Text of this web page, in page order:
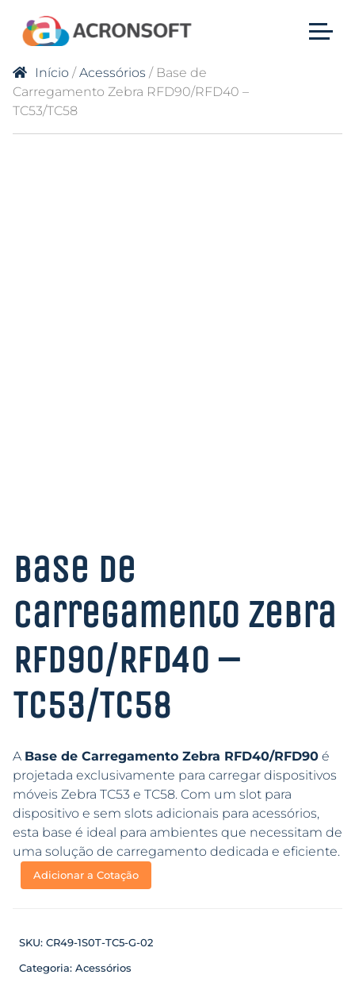
Início /Acessórios / Base de
Carregamento Zebra RFD90/RFD40 –
TC53/TC58
Base de
Carregamento Zebra
RFD90/RFD40 –
TC53/TC58
A Base de Carregamento Zebra RFD40/RFD90 é
projetada exclusivamente para carregar dispositivos
móveis Zebra TC53 e TC58. Com um slot para
dispositivo e sem slots adicionais para acessórios,
esta base é ideal para ambientes que necessitam de
uma solução de carregamento dedicada e eficiente.
Adicionar a Cotação
SKU: CR49-1S0T-TC5-G-02
Categoria: Acessórios